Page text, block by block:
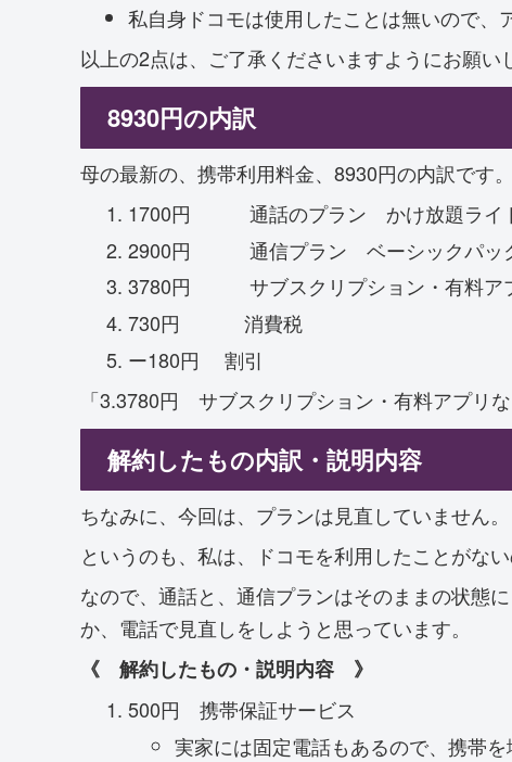
私自身ドコモは使用したことは無いので
以上の2点は、ご了承くださいますようにお願い
8930円の内訳
母の最新の、携帯利用料金、8930円の内訳です。
1700円 通話のプラン かけ放題ライ
2900円 通信プラン ベーシックパッ
3780円 サブスクリプション・有料ア
730円 消費税
ー180円 割引
「3.3780円 サブスクリプション・有料アプリ
解約したもの内訳・説明内容
ちなみに、今回は、プランは見直していません。
というのも、私は、ドコモを利用したことがな
なので、通話と、通信プランはそのままの状態
か、電話で見直しをしようと思っています。
《 解約したもの・説明内容 》
500円 携帯保証サービス
実家には固定電話もあるので、携帯